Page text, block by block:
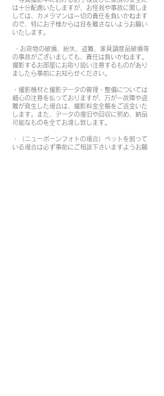
は十分配慮いたしますが、お怪我や事故に関しま
しては、カメラマンは一切の責任を負いかねます
ので、特にお子様からは目を離さないようお願い
いたします。​
・お荷物の破損、紛失、盗難、家具調度品破損等
の事故がございましても、責任は負いかねます。
撮影するお部屋にお取り扱い注意するものがあり
ましたら事前にお知らせください。
・撮影機材と撮影データの管理・整備については
細心の注意を払っておりますが、万が一故障や盗
難が発生した場合は、撮影料金全額をご返金いた
します。また、データの復旧や回収に努め、納品
可能なものを全てお渡し致します。
・（ニューボーンフォトの場合）ペットを飼って
いる場合は必ず事前にご相談下さいますようお願